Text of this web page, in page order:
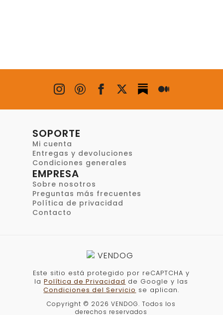
SOPORTE
Mi cuenta
Entregas y devoluciones
Condiciones generales
EMPRESA
Sobre nosotros
Preguntas más frecuentes
Política de privacidad
Contacto
Este sitio está protegido por reCAPTCHA y
laPolítica de Privacidad de Google y las
Condiciones del Servicio se aplican.
Copyright © 2026 VENDOG. Todos los
derechos reservados